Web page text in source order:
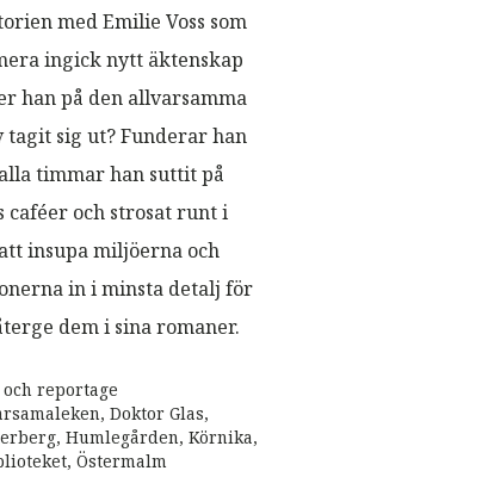
med Emilie Voss som
ingick nytt äktenskap
han på den allvarsamma
tagit sig ut? Funderar han
timmar han suttit på
caféer och strosat runt i
insupa miljöerna och
in i minsta detalj för
dem i sina romaner.
reportage
, Doktor Glas,
, Humlegården, Körnika,
, Östermalm